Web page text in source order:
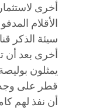
أخرى
الأقلام
سيئة الذكر
أخرى بعد أن
يمثلون
قطر على
أن نفذ لهم